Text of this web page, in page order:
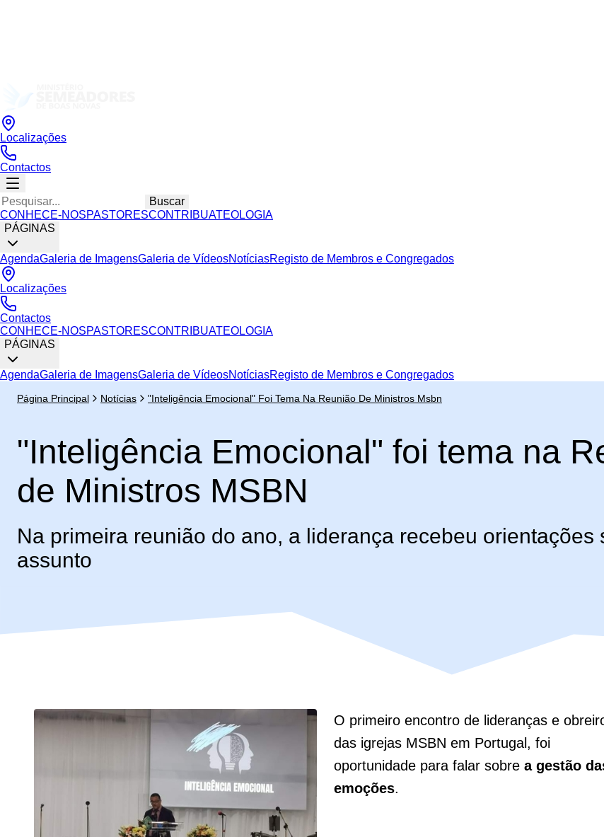
Localizações
Contactos
Buscar
CONHECE-NOSPASTORESCONTRIBUATEOLOGIA
PÁGINAS
AgendaGaleria de ImagensGaleria de VídeosNotíciasRegisto de Membros e Congregados
Localizações
Contactos
CONHECE-NOSPASTORESCONTRIBUATEOLOGIA
PÁGINAS
AgendaGaleria de ImagensGaleria de VídeosNotíciasRegisto de Membros e Congregados
Página Principal Notícias "inteligência Emocional" Foi Tema Na Reunião De Ministros Msbn
"Inteligência Emocional" foi tema na
de Ministros MSBN
Na primeira reunião do ano, a liderança recebeu orientações
assunto
O primeiro encontro de lideranças e
das igrejas MSBN em Portugal, foi
oportunidade para falar sobre a gestão
emoções.